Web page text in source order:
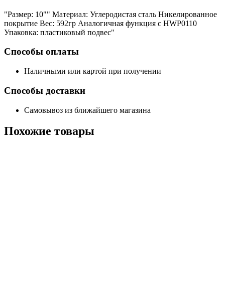
"Размер: 10"" Материал: Углеродистая сталь Никелированное
покрытие Вес: 592гр Аналогичная функция с HWP0110
Упаковка: пластиковый подвес"
Способы оплаты
Наличными или картой при получении
Способы доставки
Самовывоз из ближайшего магазина
Похожие товары